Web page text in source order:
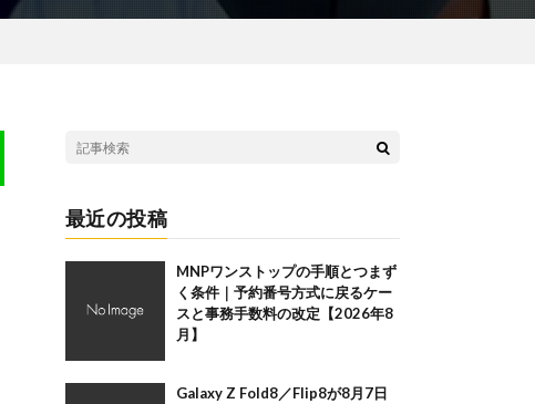
最近の投稿
MNPワンストップの手順とつまず
く条件｜予約番号方式に戻るケー
スと事務手数料の改定【2026年8
月】
Galaxy Z Fold8／Flip8が8月7日